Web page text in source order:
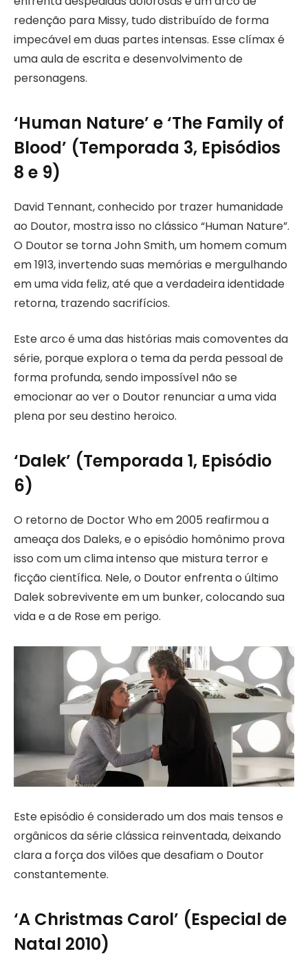
redenção para Missy, tudo distribuído de forma
impecável em duas partes intensas. Esse clímax é
uma aula de escrita e desenvolvimento de
personagens.
‘Human Nature’ e ‘The Family of
Blood’ (Temporada 3, Episódios
8 e 9)
David Tennant, conhecido por trazer humanidade
ao Doutor, mostra isso no clássico “Human Nature”.
O Doutor se torna John Smith, um homem comum
em 1913, invertendo suas memórias e mergulhando
em uma vida feliz, até que a verdadeira identidade
retorna, trazendo sacrifícios.
Este arco é uma das histórias mais comoventes da
série, porque explora o tema da perda pessoal de
forma profunda, sendo impossível não se
emocionar ao ver o Doutor renunciar a uma vida
plena por seu destino heroico.
‘Dalek’ (Temporada 1, Episódio
6)
O retorno de Doctor Who em 2005 reafirmou a
ameaça dos Daleks, e o episódio homônimo prova
isso com um clima intenso que mistura terror e
ficção científica. Nele, o Doutor enfrenta o último
Dalek sobrevivente em um bunker, colocando sua
vida e a de Rose em perigo.
Este episódio é considerado um dos mais tensos e
orgânicos da série clássica reinventada, deixando
clara a força dos vilões que desafiam o Doutor
constantemente.
‘A Christmas Carol’ (Especial de
Natal 2010)